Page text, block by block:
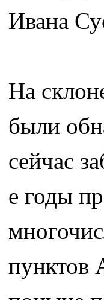
Ивана
На
были
сейчас
е годы
пунктов